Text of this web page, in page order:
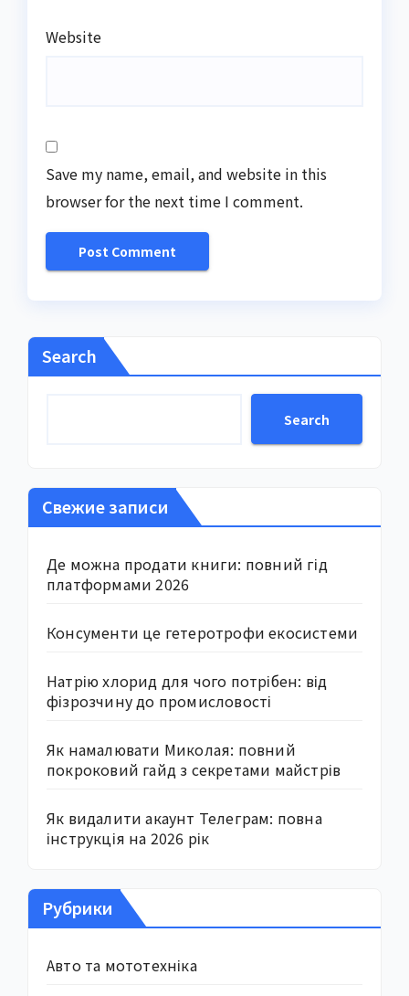
Website
Save my name, email, and website in this
browser for the next time I comment.
Search
Search
Свежие записи
Де можна продати книги: повний гід
платформами 2026
Консументи це гетеротрофи екосистеми
Натрію хлорид для чого потрібен: від
фізрозчину до промисловості
Як намалювати Миколая: повний
покроковий гайд з секретами майстрів
Як видалити акаунт Телеграм: повна
інструкція на 2026 рік
Рубрики
Авто та мототехніка